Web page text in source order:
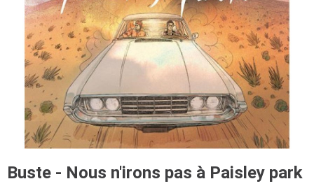
Buste - Nous n'irons pas à Paisley park